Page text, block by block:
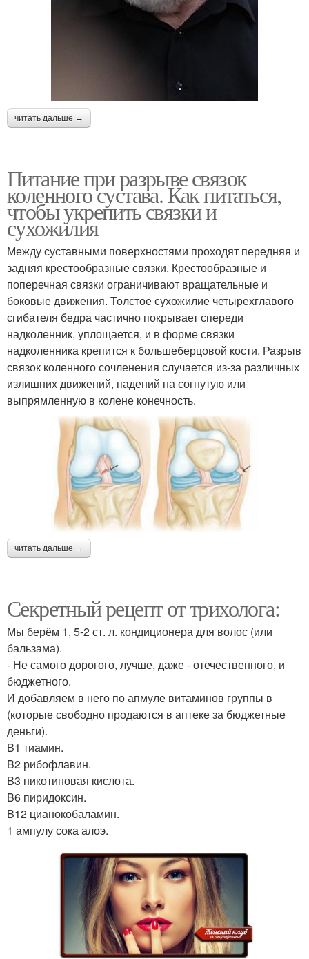
читать дальше →
Питание при разрыве связок
коленного сустава. Как питаться,
чтобы укрепить связки и
сухожилия
Между суставными поверхностями проходят передняя и
задняя крестообразные связки. Крестообразные и
поперечная связки ограничивают вращательные и
боковые движения. Толстое сухожилие четырехглавого
сгибателя бедра частично покрывает спереди
надколенник, уплощается, и в форме связки
надколенника крепится к большеберцовой кости. Разрыв
связок коленного сочленения случается из-за различных
излишних движений, падений на согнутую или
выпрямленную в колене конечность.
читать дальше →
Секретный рецепт от трихолога:
Мы берём 1, 5-2 ст. л. кондиционера для волос (или
бальзама).
- Не самого дорогого, лучше, даже - отечественного, и
бюджетного.
И добавляем в него по апмуле витаминов группы в
(которые свободно продаются в аптеке за бюджетные
деньги).
B1 тиамин.
B2 рибофлавин.
B3 никотиновая кислота.
B6 пиридоксин.
B12 цианокобаламин.
1 ампулу сока алоэ.